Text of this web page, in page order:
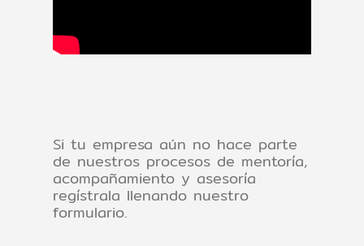
Si tu empresa aún no hace parte
de nuestros procesos de mentoría,
acompañamiento y asesoría
regístrala llenando nuestro
formulario.